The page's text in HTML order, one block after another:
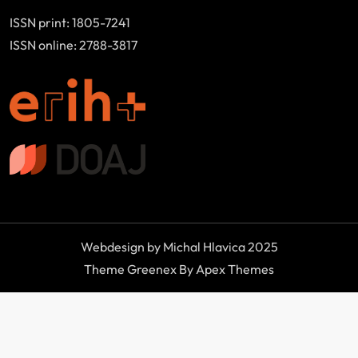
ISSN print: 1805-7241
ISSN online: 2788-3817
Webdesign by Michal Hlavica 2025
Theme Greenex By Apex Themes